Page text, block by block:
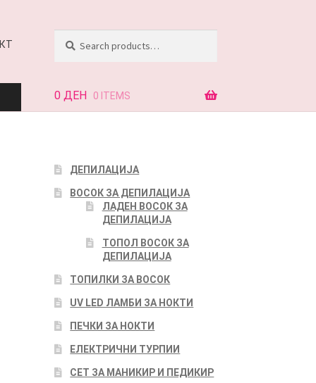
for:
0 ДЕН 0 ITEMS
ДЕПИЛАЦИЈА
ВОСОК ЗА ДЕПИЛАЦИЈА
ЛАДЕН ВОСОК ЗА
ДЕПИЛАЦИЈА
ТОПОЛ ВОСОК ЗА
ДЕПИЛАЦИЈА
ТОПИЛКИ ЗА ВОСОК
UV LED ЛАМБИ ЗА НОКТИ
ПЕЧКИ ЗА НОКТИ
ЕЛЕКТРИЧНИ ТУРПИИ
СЕТ ЗА МАНИКИР И ПЕДИКИР